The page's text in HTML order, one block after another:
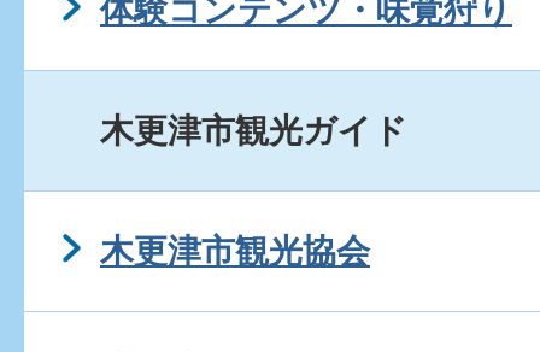
体験コンテンツ・味覚狩り
木更津市観光ガイド
木更津市観光協会